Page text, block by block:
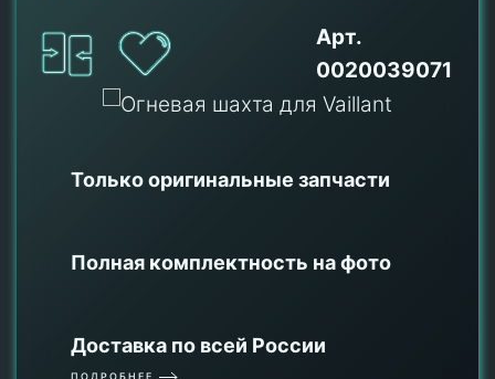
Арт.
0020039071
Только оригинальные запчасти
Полная комплектность на фото
Доставка по всей России
ПОДРОБНЕЕ